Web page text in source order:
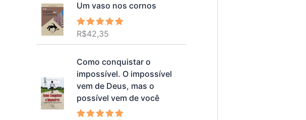
Um vaso nos cornos
Avaliação
de 5
R$42,35
Como conquistar o
impossível. O impossível
vem de Deus, mas o
possível vem de você